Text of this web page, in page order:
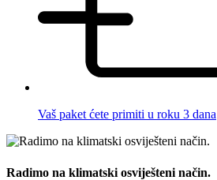
Vaš paket ćete primiti u roku 3 dana
Radimo na klimatski osviješteni način.